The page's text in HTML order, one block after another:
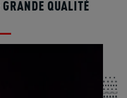
QUALITÉ